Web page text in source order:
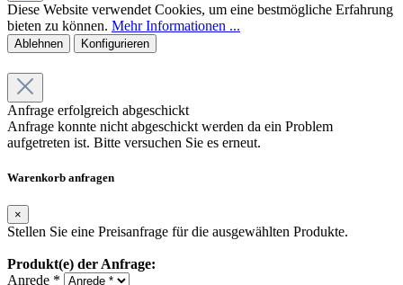
Diese Website verwendet Cookies, um eine bestmögliche Erfahrung
bieten zu können. Mehr Informationen ...
Ablehnen Konfigurieren
Anfrage erfolgreich abgeschickt
Anfrage konnte nicht abgeschickt werden da ein Problem
aufgetreten ist. Bitte versuchen Sie es erneut.
Warenkorb anfragen
×
Stellen Sie eine Preisanfrage für die ausgewählten Produkte.
Produkt(e) der Anfrage:
Anrede *